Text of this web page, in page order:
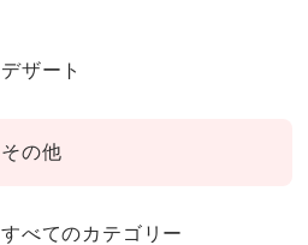
デザート
その他
すべてのカテゴリー